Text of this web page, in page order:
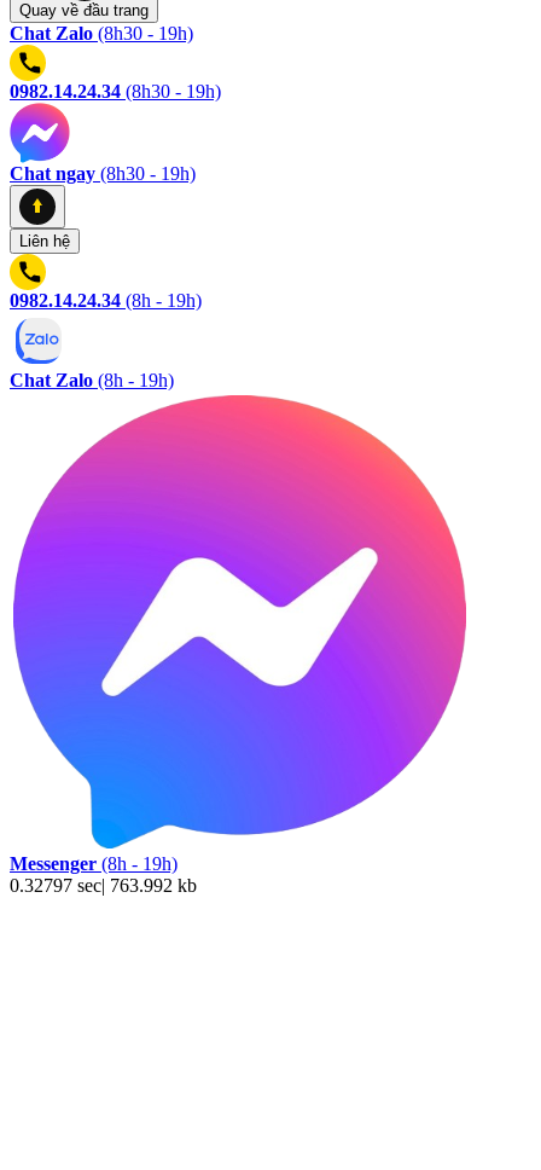
Quay về đầu trang
Chat Zalo (8h30 - 19h)
0982.14.24.34 (8h30 - 19h)
Chat ngay (8h30 - 19h)
Liên hệ
0982.14.24.34 (8h - 19h)
Chat Zalo (8h - 19h)
Messenger (8h - 19h)
0.32797 sec| 763.992 kb